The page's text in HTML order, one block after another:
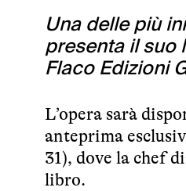
Una delle più
presenta il suo
Flaco Edizioni
L’opera sarà
anteprima
31), dove la chef
libro.